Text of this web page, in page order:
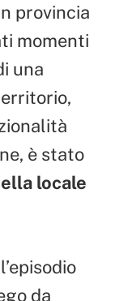
provincia
momenti
una
è stato
locale
da